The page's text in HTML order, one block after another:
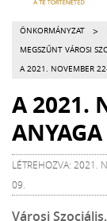
ÖNKORMÁNYZAT >
MEGSZŰNT VÁROSI
A 2021. NOVEMBER
A 2021.
ANYAGA
LÉTREHOZVA: 2021.
09.
Városi